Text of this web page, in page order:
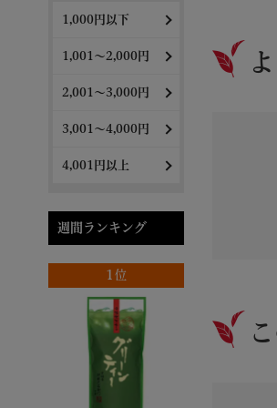
1,000円以下
1,001～2,000円
2,001～3,000円
3,001～4,000円
4,001円以上
週間ランキング
1位